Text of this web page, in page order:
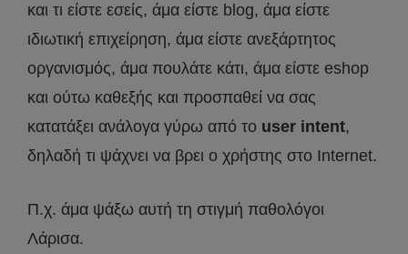
και τι είστε εσείς, άμα είστε blog, άμα είστε
ιδιωτική επιχείρηση, άμα είστε ανεξάρτητος
οργανισμός, άμα πουλάτε κάτι, άμα είστε eshop
και ούτω καθεξής και προσπαθεί να σας
κατατάξει ανάλογα γύρω από το user intent,
δηλαδή τι ψάχνει να βρει ο χρήστης στο Internet.
Π.χ. άμα ψάξω αυτή τη στιγμή παθολόγοι
Λάρισα.